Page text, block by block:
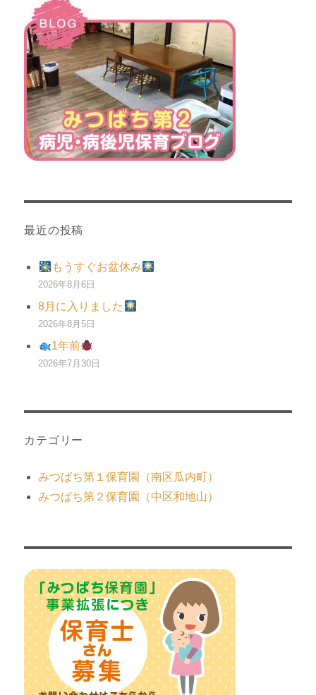
最近の投稿
もうすぐお盆休み
2026年8月6日
8月に入りました
2026年8月5日
1年前
2026年7月30日
カテゴリー
みつばち第１保育園（南区瓜内町）
みつばち第２保育園（中区和地山）